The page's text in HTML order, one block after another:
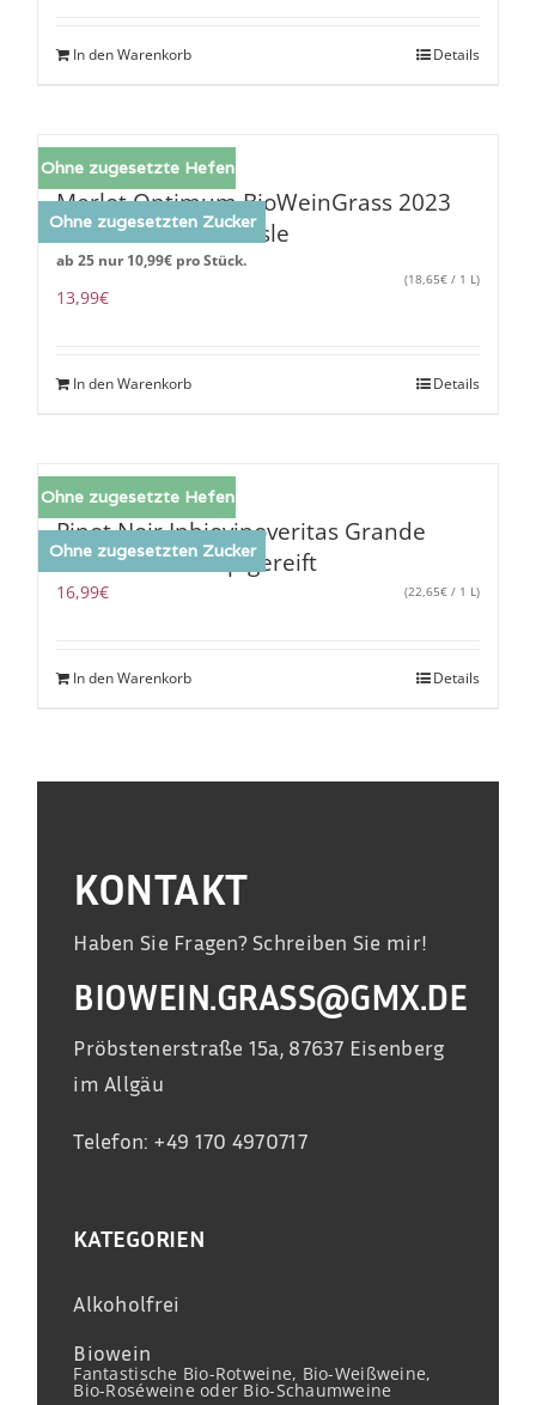
In den Warenkorb Details
Ohne zugesetzte Hefen
Ohne zugesetzten Zucker
Merlot Optimum BioWeinGrass 2023
15 Vol. % 110 Oechsle
ab 25 nur 10,99€ pro Stück.
13,99€
(18,65€/ 1 L)
In den Warenkorb Details
Ohne zugesetzte Hefen
Ohne zugesetzten Zucker
Pinot Noir Inbiovinoveritas Grande
Reserve 2018 top gereift
16,99€ (22,65€/ 1 L)
In den Warenkorb Details
KONTAKT
Haben Sie Fragen? Schreiben Sie mir!
BIOWEIN.GRASS@GMX.DE
Pröbstenerstraße 15a, 87637 Eisenberg
im Allgäu
Telefon: +49 170 4970717
KATEGORIEN
Alkoholfrei
Biowein
Fantastische Bio-Rotweine, Bio-Weißweine,
Bio-Roséweine oder Bio-Schaumweine